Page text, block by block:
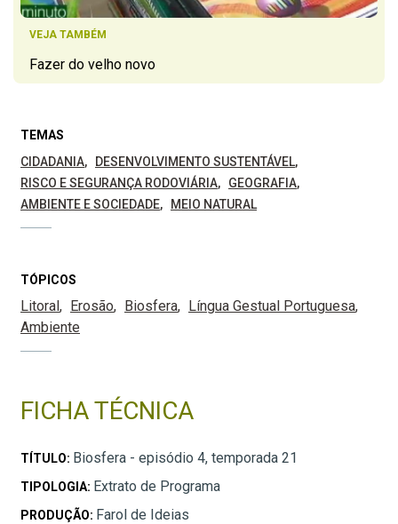
VEJA TAMBÉM
Fazer do velho novo
TEMAS
CIDADANIA
DESENVOLVIMENTO SUSTENTÁVEL
RISCO E SEGURANÇA RODOVIÁRIA
GEOGRAFIA
AMBIENTE E SOCIEDADE
MEIO NATURAL
TÓPICOS
Litoral Erosão Biosfera
Língua Gestual Portuguesa
Ambiente
FICHA TÉCNICA
TÍTULO: Biosfera - episódio 4, temporada 21
TIPOLOGIA: Extrato de Programa
PRODUÇÃO: Farol de Ideias